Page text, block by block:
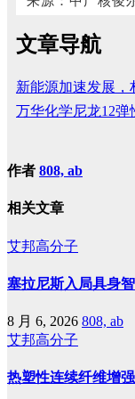
文章导航
新能源加速发展，
万华化学尼龙12
作者 808, ab
相关文章
艾邦高分子
塞拉尼斯入局具身
8 月 6, 2026 808, ab
艾邦高分子
热塑性连续纤维增